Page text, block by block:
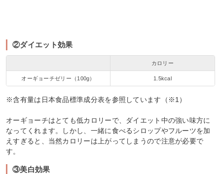
②ダイエット効果
カロリー
オーギョーチゼリー（100g） 1.5kcal
※含有量は日本食品標準成分表を参照しています（※1）
オーギョーチはとても低カロリーで、ダイエット中の強い味方に
なってくれます。しかし、一緒に食べるシロップやフルーツを加
えすぎると、当然カロリーは上がってしまうので注意が必要で
す。
③美白効果